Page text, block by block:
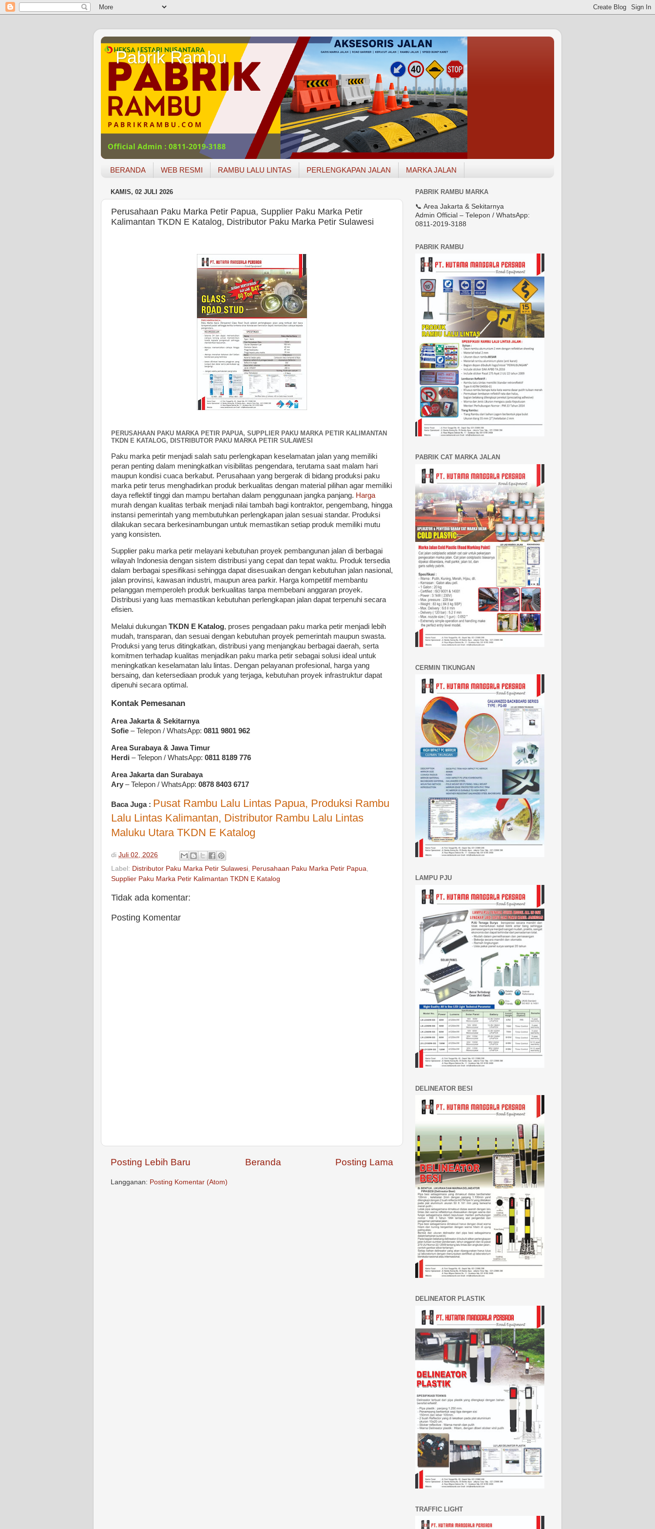
Pabrik Rambu
BERANDA WEB RESMI RAMBU LALU LINTAS PERLENGKAPAN JALAN MARKA JALAN
KAMIS, 02 JULI 2026
Perusahaan Paku Marka Petir Papua, Supplier Paku Marka Petir
Kalimantan TKDN E Katalog, Distributor Paku Marka Petir Sulawesi
PERUSAHAAN PAKU MARKA PETIR PAPUA, SUPPLIER PAKU MARKA PETIR KALIMANTAN
TKDN E KATALOG, DISTRIBUTOR PAKU MARKA PETIR SULAWESI
Paku marka petir menjadi salah satu perlengkapan keselamatan jalan yang memiliki
peran penting dalam meningkatkan visibilitas pengendara, terutama saat malam hari
maupun kondisi cuaca berkabut. Perusahaan yang bergerak di bidang produksi paku
marka petir terus menghadirkan produk berkualitas dengan material pilihan agar memiliki
daya reflektif tinggi dan mampu bertahan dalam penggunaan jangka panjang. Harga
murah dengan kualitas terbaik menjadi nilai tambah bagi kontraktor, pengembang, hingga
instansi pemerintah yang membutuhkan perlengkapan jalan sesuai standar. Produksi
dilakukan secara berkesinambungan untuk memastikan setiap produk memiliki mutu
yang konsisten.
Supplier paku marka petir melayani kebutuhan proyek pembangunan jalan di berbagai
wilayah Indonesia dengan sistem distribusi yang cepat dan tepat waktu. Produk tersedia
dalam berbagai spesifikasi sehingga dapat disesuaikan dengan kebutuhan jalan nasional,
jalan provinsi, kawasan industri, maupun area parkir. Harga kompetitif membantu
pelanggan memperoleh produk berkualitas tanpa membebani anggaran proyek.
Distribusi yang luas memastikan kebutuhan perlengkapan jalan dapat terpenuhi secara
efisien.
Melalui dukungan TKDN E Katalog, proses pengadaan paku marka petir menjadi lebih
mudah, transparan, dan sesuai dengan kebutuhan proyek pemerintah maupun swasta.
Produksi yang terus ditingkatkan, distribusi yang menjangkau berbagai daerah, serta
komitmen terhadap kualitas menjadikan paku marka petir sebagai solusi ideal untuk
meningkatkan keselamatan lalu lintas. Dengan pelayanan profesional, harga yang
bersaing, dan ketersediaan produk yang terjaga, kebutuhan proyek infrastruktur dapat
dipenuhi secara optimal.
Kontak Pemesanan
Area Jakarta & Sekitarnya
Sofie – Telepon / WhatsApp: 0811 9801 962
Area Surabaya & Jawa Timur
Herdi – Telepon / WhatsApp: 0811 8189 776
Area Jakarta dan Surabaya
Ary – Telepon / WhatsApp: 0878 8403 6717
Baca Juga : Pusat Rambu Lalu Lintas Papua, Produksi Rambu
Lalu Lintas Kalimantan, Distributor Rambu Lalu Lintas
Maluku Utara TKDN E Katalog
di Juli 02, 2026
Label: Distributor Paku Marka Petir Sulawesi, Perusahaan Paku Marka Petir Papua,
Supplier Paku Marka Petir Kalimantan TKDN E Katalog
Tidak ada komentar:
Posting Komentar
Posting Lebih Baru Posting Lama
Beranda
Langganan: Posting Komentar (Atom)
PABRIK RAMBU MARKA
📞 Area Jakarta & Sekitarnya
Admin Official – Telepon / WhatsApp:
0811-2019-3188
PABRIK RAMBU
PABRIK CAT MARKA JALAN
CERMIN TIKUNGAN
LAMPU PJU
DELINEATOR BESI
DELINEATOR PLASTIK
TRAFFIC LIGHT